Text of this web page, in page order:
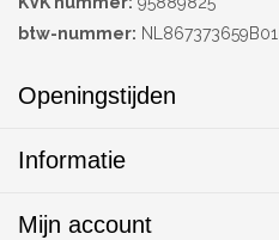
btw-nummer: NL867373659B01
Openingstijden
Informatie
Mijn account